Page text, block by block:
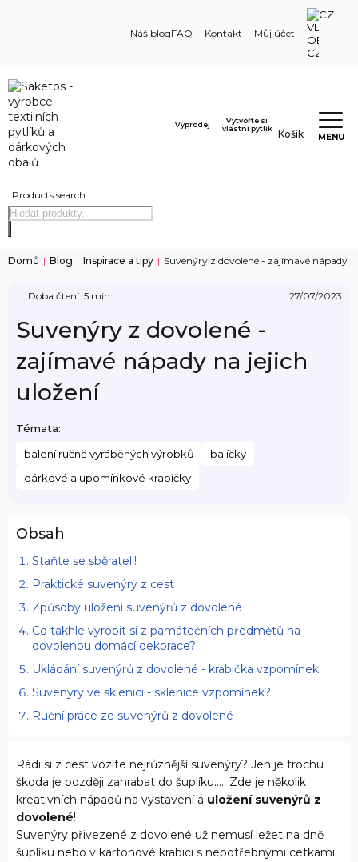
Náš blogFAQ Kontakt Můj účet
CZ
Products search
Výprodej
Vytvořte si
vlastní pytlík
Košík MENU
Domů | Blog | Inspirace a tipy | Suvenýry z dovolené - zajímavé nápady
Doba čtení: 5 min 27/07/2023
Suvenýry z dovolené -
zajímavé nápady na jejich
uložení
Témata:
balení ručně vyráběných výrobků
balíčky
dárkové a upomínkové krabičky
Obsah
Staňte se sběrateli!
Praktické suvenýry z cest
Způsoby uložení suvenýrů z dovolené
Co takhle vyrobit si z památečních předmětů na
dovolenou domácí dekorace?
Ukládání suvenýrů z dovolené - krabička vzpomínek
Suvenýry ve sklenici - sklenice vzpomínek?
Ruční práce ze suvenýrů z dovolené
Rádi si z cest vozíte nejrůznější suvenýry? Jen je trochu
škoda je později zahrabat do šuplíku..... Zde je několik
kreativních nápadů na vystavení a uložení suvenýrů z
dovolené!
Suvenýry přivezené z dovolené už nemusí ležet na dně
šuplíku nebo v kartonové krabici s nepotřebnými cetkami.